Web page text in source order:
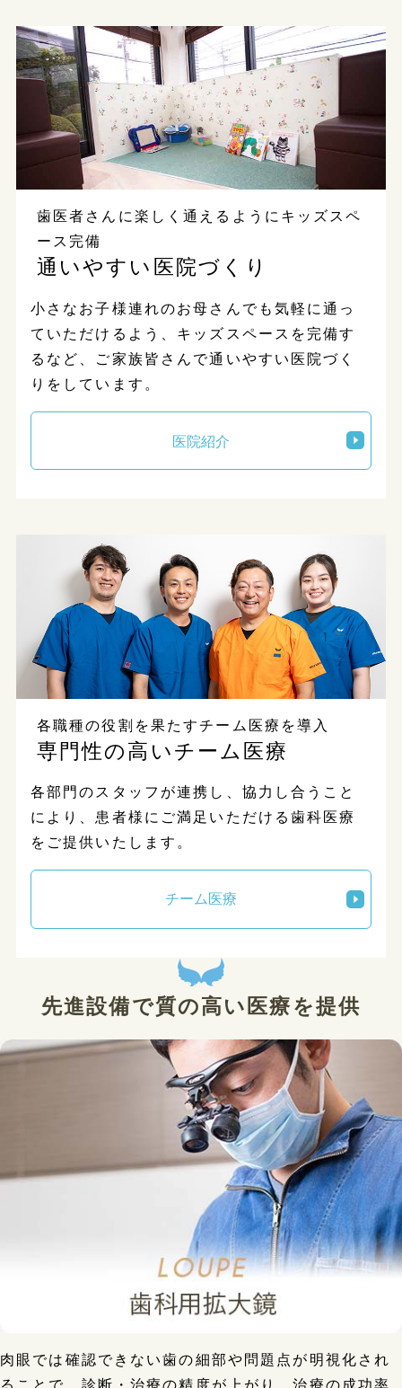
歯医者さんに楽しく通えるようにキッズスペ
ース完備
通いやすい医院づくり
小さなお子様連れのお母さんでも気軽に通っ
ていただけるよう、キッズスペースを完備す
るなど、ご家族皆さんで通いやすい医院づく
りをしています。
医院紹介
各職種の役割を果たすチーム医療を導入
専門性の高いチーム医療
各部門のスタッフが連携し、協力し合うこと
により、患者様にご満足いただける歯科医療
をご提供いたします。
チーム医療
先進設備で質の高い医療を提供
肉眼では確認できない歯の細部や問題点が明視化され
ることで、診断・治療の精度が上がり、治療の成功率